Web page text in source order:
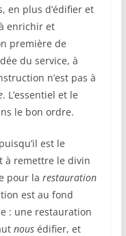
en plus d’édifier et
enrichir et
première de
du service, à
n’est pas à
. L’essentiel et le
le bon ordre.
est le
à remettre le divin
pour la restauration
est au fond
: une restauration
nousédifier, et